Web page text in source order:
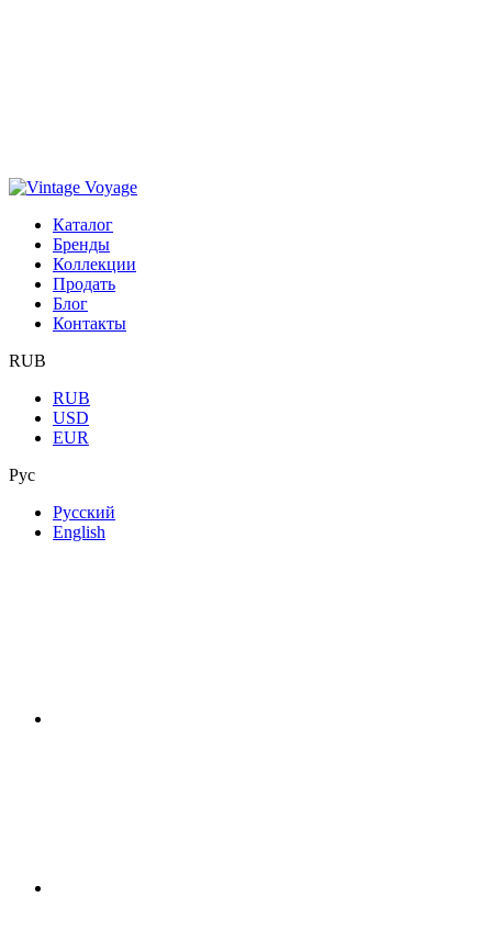
Каталог
Бренды
Коллекции
Продать
Блог
Контакты
RUB
RUB
USD
EUR
Рус
Русский
English